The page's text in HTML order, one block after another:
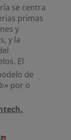
se centra
primas
y
y la
El
de
²» por o